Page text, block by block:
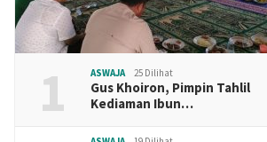
1 ASWAJA 25 Dilihat
Gus Khoiron, Pimpin Tahlil
Kediaman Ibun…